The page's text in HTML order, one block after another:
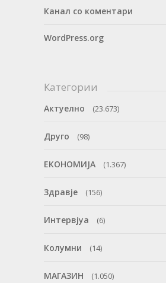
Канал со коментари
WordPress.org
Категории
Актуелно (23.673)
Друго (98)
ЕКОНОМИЈА (1.367)
Здравје (156)
Интервјуа (6)
Колумни (14)
МАГАЗИН (1.050)